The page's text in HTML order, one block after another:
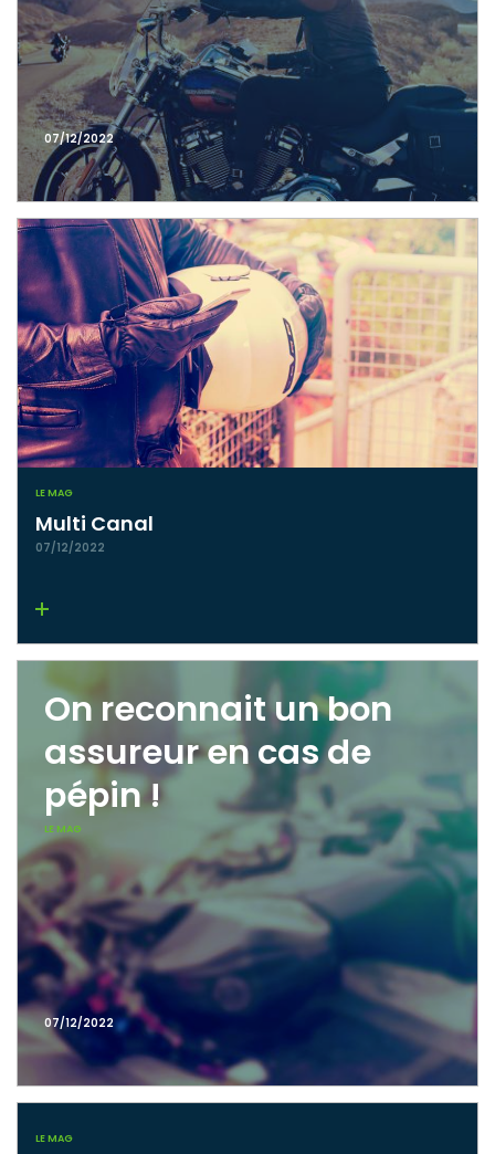
07/12/2022
LE MAG
Multi Canal
07/12/2022
Lire la suite
LE MAG
On reconnait un bon
assureur en cas de
pépin !
07/12/2022
LE MAG